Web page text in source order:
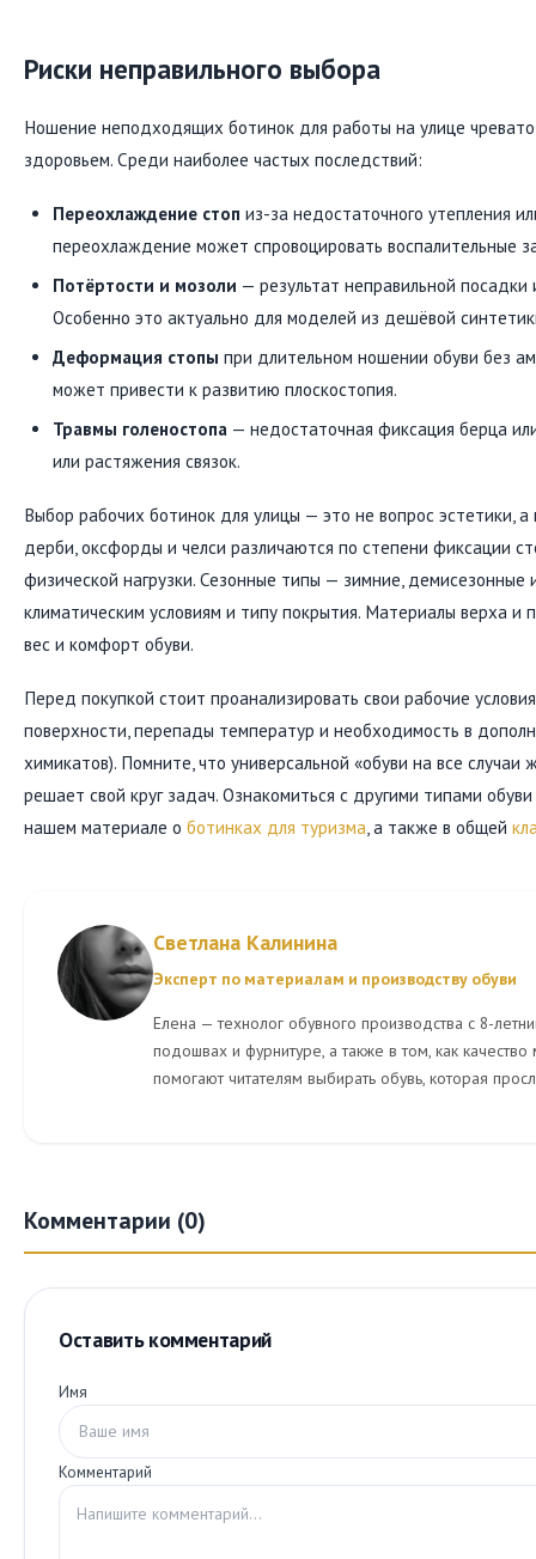
Риски неправильного выбора
Ношение неподходящих ботинок для работы на улице
здоровьем. Среди наиболее частых последствий:
Переохлаждение стоп из-за недостаточного утепления
переохлаждение может спровоцировать воспалительные
Потёртости и мозоли — результат неправильной
Особенно это актуально для моделей из дешёвой
Деформация стопы при длительном ношении обуви без
может привести к развитию плоскостопия.
Травмы голеностопа — недостаточная фиксация берца
или растяжения связок.
Выбор рабочих ботинок для улицы — это не вопрос эстетики,
дерби, оксфорды и челси различаются по степени фиксации
физической нагрузки. Сезонные типы — зимние,
климатическим условиям и типу покрытия. Материалы верха
вес и комфорт обуви.
Перед покупкой стоит проанализировать свои рабочие
поверхности, перепады температур и необходимость в
химикатов). Помните, что универсальной «обуви на все
решает свой круг задач. Ознакомиться с другими типами
нашем материале о ботинках для туризма, а также в общей
Светлана Калинина
Эксперт по материалам и производству обуви
Елена — технолог обувного производства с 8-
подошвах и фурнитуре, а также в том, как
помогают читателям выбирать обувь, которая
Комментарии (0)
Оставить комментарий
Имя
Комментарий